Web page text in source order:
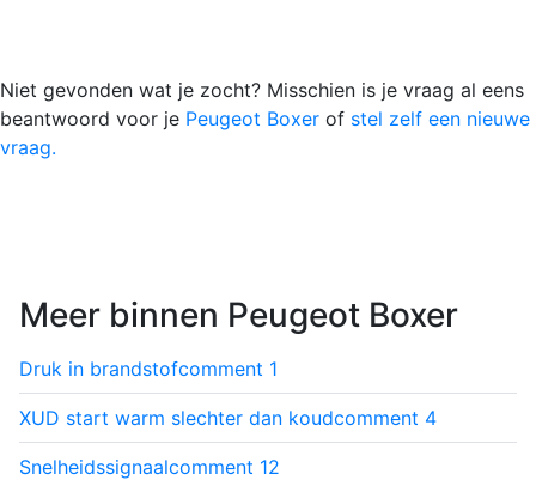
Niet gevonden wat je zocht? Misschien is je vraag al eens
beantwoord voor je Peugeot Boxer of stel zelf een nieuwe
vraag.
Meer binnen Peugeot Boxer
Druk in brandstofcomment 1
XUD start warm slechter dan koudcomment 4
Snelheidssignaalcomment 12